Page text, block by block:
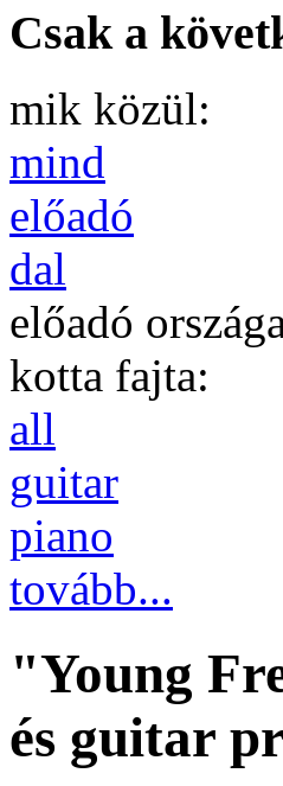
Csak a
mik közül:
mind
előadó
dal
előadó
kotta fajta:
all
guitar
piano
tovább...
"Young
és guitar